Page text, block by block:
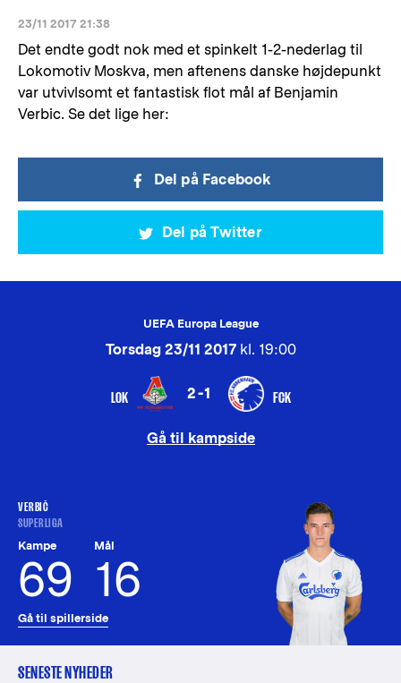
23/11 2017 21:38
Det endte godt nok med et spinkelt 1-2-nederlag til
Lokomotiv Moskva, men aftenens danske højdepunkt
var utvivlsomt et fantastisk flot mål af Benjamin
Verbic. Se det lige her:
Del på Facebook
Del på Twitter
UEFA Europa League
Torsdag 23/11 2017kl. 19:00
LOK 2-1 FCK
Gå til kampside
VERBIČ
SUPERLIGA
Kampe
69
Mål
16
Gå til spillerside
SENESTE NYHEDER